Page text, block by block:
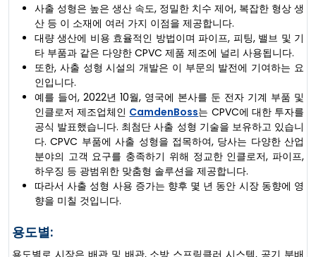
사출 성형은 높은 생산 속도, 정밀한 치수 제어, 복잡한 형상 생
산 등 이 소재에 여러 가지 이점을 제공합니다.
대량 생산에 비용 효율적인 방법이며 파이프, 피팅, 밸브 및 기
타 부품과 같은 다양한 CPVC 제품 제조에 널리 사용됩니다.
또한, 사출 성형 시설의 개발은 이 부문의 발전에 기여하는 요
인입니다.
예를 들어, 2022년 10월, 영국에 본사를 둔 전자 기계 부품 및
인클로저 제조업체인 CamdenBoss는 CPVC에 대한 투자를
공식 발표했습니다. 최첨단 사출 성형 기술을 보유하고 있습니
다. CPVC 부품에 사출 성형을 접목하여, 당사는 다양한 산업
분야의 고객 요구를 충족하기 위해 정교한 인클로저, 파이프,
하우징 등 광범위한 맞춤형 솔루션을 제공합니다.
따라서 사출 성형 사용 증가는 향후 몇 년 동안 시장 동향에 영
향을 미칠 것입니다.
용도별:
용도별로 시장은 배관 및 배관, 소방 스프링클러 시스템, 공기 분배